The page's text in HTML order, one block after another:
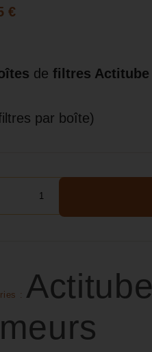
€
de filtres Actitube
par boîte)
: Actitube